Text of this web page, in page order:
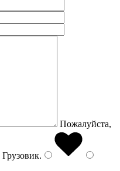
Пожалуйста,
Грузовик.